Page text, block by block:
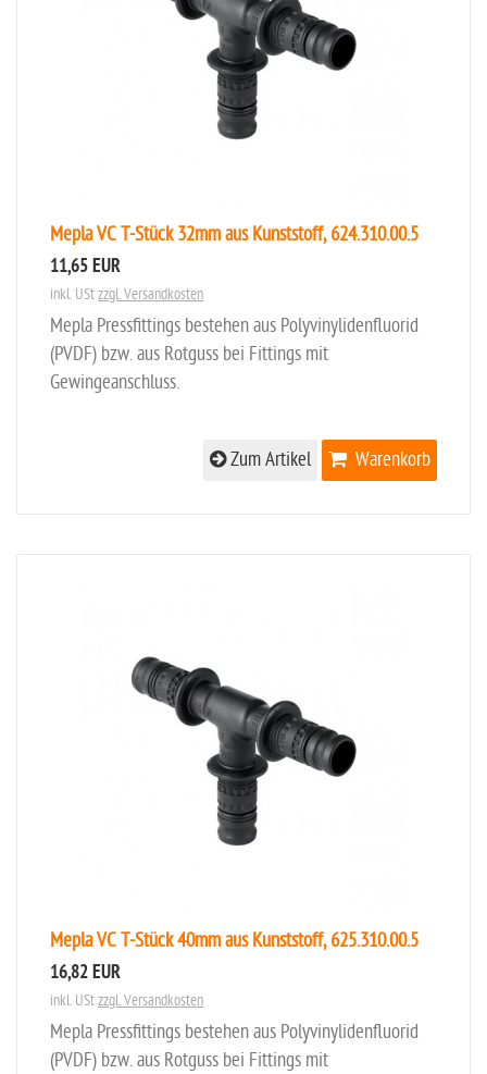
Mepla VC T-Stück 32mm aus Kunststoff, 624.310.00.5
11,65 EUR
inkl. UStzzgl. Versandkosten
Mepla Pressfittings bestehen aus Polyvinylidenfluorid
(PVDF) bzw. aus Rotguss bei Fittings mit
Gewingeanschluss.
Warenkorb
Zum Artikel
Mepla VC T-Stück 40mm aus Kunststoff, 625.310.00.5
16,82 EUR
inkl. UStzzgl. Versandkosten
Mepla Pressfittings bestehen aus Polyvinylidenfluorid
(PVDF) bzw. aus Rotguss bei Fittings mit